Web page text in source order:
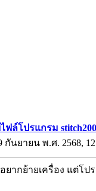
ฟล์โปรแกรม
กันยายน พ.ศ. 2568,
ากย้ายเครื่อง แต่โป